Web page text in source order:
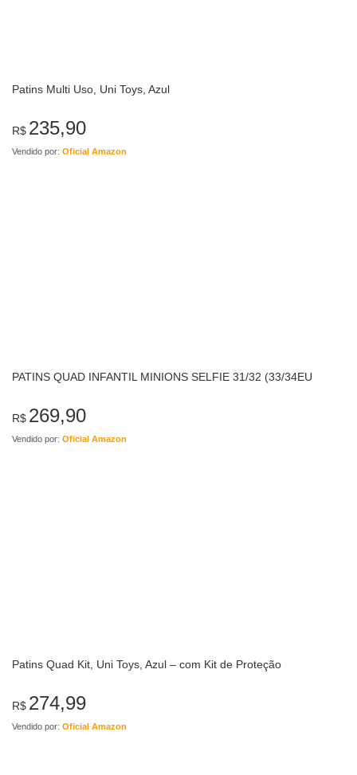
Patins Multi Uso, Uni Toys, Azul
R$ 235,90
Vendido por: Oficial Amazon
PATINS QUAD INFANTIL MINIONS SELFIE 31/32 (33/34EU
R$ 269,90
Vendido por: Oficial Amazon
Patins Quad Kit, Uni Toys, Azul – com Kit de Proteção
R$ 274,99
Vendido por: Oficial Amazon